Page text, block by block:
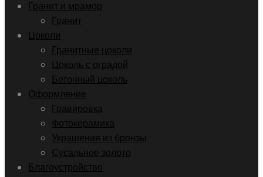
Гранит и мрамор
Гранит
Цоколи
Гранитные цоколи
Цоколь с оградой
Бетонный цоколь
Оформление
Гравировка
Фотокерамика
Украшения из бронзы
Сусальное золото
Благоустройство